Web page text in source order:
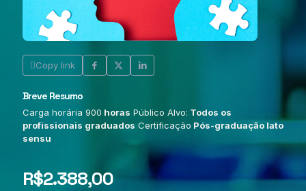
Copy link
Breve Resumo
Carga horária 900 horas Público Alvo: Todos os
profissionais graduados Certificação Pós-graduação lato
sensu
R$2.388,00